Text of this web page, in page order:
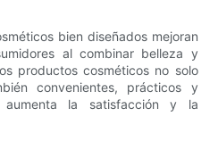
bien diseñados mejoran
al combinar belleza y
productos cosméticos no solo
convenientes, prácticos y
la satisfacción y la